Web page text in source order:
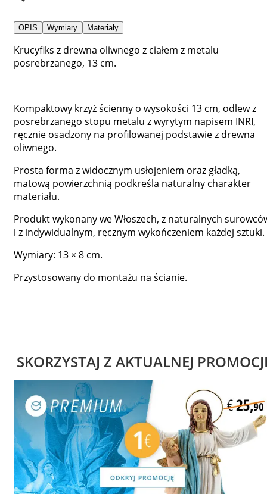
OPIS Wymiary Materiały
Krucyfiks z drewna oliwnego z ciałem z metalu
posrebrzanego, 13 cm.
Kompaktowy krzyż ścienny o wysokości 13 cm, odlew z
posrebrzanego stopu metalu z wyrytym napisem INRI,
ręcznie osadzony na profilowanej podstawie z drewna
oliwnego.
Prosta forma z widocznym usłojeniem oraz gładką,
matową powierzchnią podkreśla naturalny charakter
materiału.
Produkt wykonany we Włoszech, z naturalnych
i z indywidualnym, ręcznym wykończeniem każdej sztuki.
Wymiary: 13 × 8 cm.
Przystosowany do montażu na ścianie.
SKORZYSTAJ Z AKTUALNEJ